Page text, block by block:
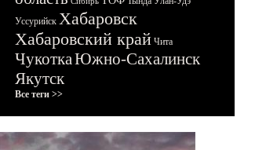
Уссурийск Хабаровск
Хабаровский край Чита
ЧукоткаЮжно-Сахалинск
Якутск
Все теги >>